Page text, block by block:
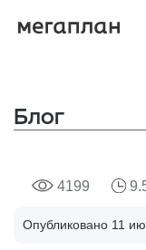
Блог
4199
Опубликовано 11